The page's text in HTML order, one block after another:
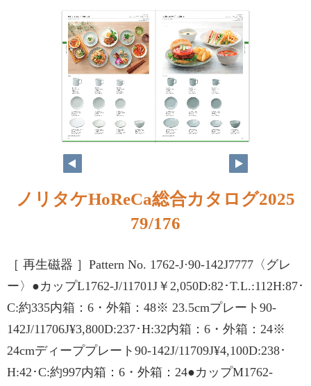
ノリタケHoReCa総合カタログ2025
79/176
［ 再生磁器 ］Pattern No. 1762-J·90-142J7777〈グレ
ー〉●カップL1762-J/11701J￥2,050D:82･T.L.:112H:87･
C:約335内箱：6・外箱：48※ 23.5cmプレート90-
142J/11706J¥3,800D:237･H:32内箱：6・外箱：24※
24cmディーププレート90-142J/11709J¥4,100D:238･
H:42･C:約997内箱：6・外箱：24●カップM1762-